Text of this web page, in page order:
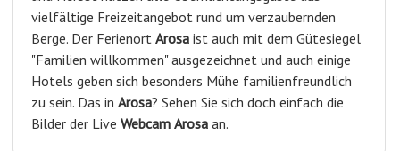
vielfältige Freizeitangebot rund um verzaubernden
Berge. Der Ferienort Arosa ist auch mit dem Gütesiegel
"Familien willkommen" ausgezeichnet und auch einige
Hotels geben sich besonders Mühe familienfreundlich
zu sein. Das in Arosa? Sehen Sie sich doch einfach die
Bilder der Live Webcam Arosa an.